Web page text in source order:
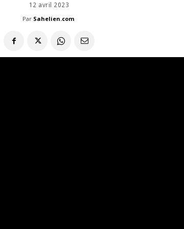
12 avril 2023
Par Sahelien.com